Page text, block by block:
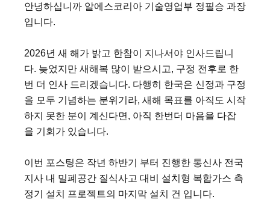
안녕하십니까 알에스코리아 기술영업부 정필승 과장
입니다.
2026년 새 해가 밝고 한참이 지나서야 인사드립니
다. 늦었지만 새해복 많이 받으시고, 구정 전후로 한
번 더 인사 드리겠습니다. 다행히 한국은 신정과 구정
을 모두 기념하는 분위기라, 새해 목표를 아직도 시작
하지 못한 분이 계신다면, 아직 한번더 마음을 다잡
을 기회가 있습니다.
이번 포스팅은 작년 하반기 부터 진행한 통신사 전국
지사 내 밀폐공간 질식사고 대비 설치형 복합가스 측
정기 설치 프로젝트의 마지막 설치 건 입니다.